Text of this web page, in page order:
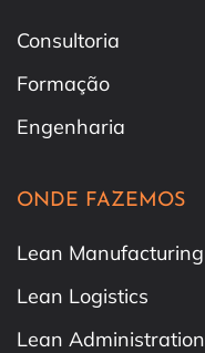
Consultoria
Formação
Engenharia
ONDE FAZEMOS
Lean Manufacturing
Lean Logistics
Lean Administration